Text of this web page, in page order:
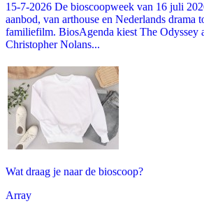
15-7-2026 De bioscoopweek van 16 juli
aanbod, van arthouse en Nederlands drama
familiefilm. BiosAgenda kiest The Odyssey
Christopher Nolans...
Wat draag je naar de bioscoop?
Array